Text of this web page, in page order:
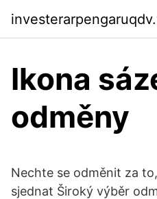
Ikona
odměny
Nechte se odměnit za
sjednat Široký výběr